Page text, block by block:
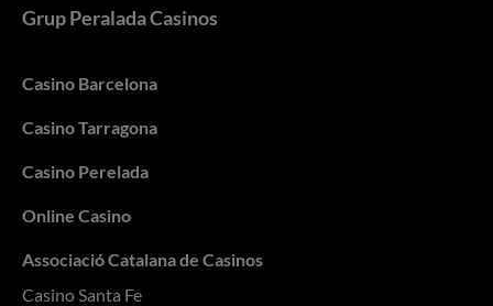
Grup Peralada Casinos
Casino Barcelona
Casino Tarragona
Casino Perelada
Online Casino
Associació Catalana de Casinos
Casino Santa Fe